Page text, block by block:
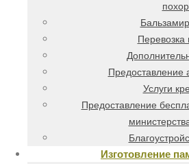
Перевозка
Предоставление
Услуги
Предоставление
Изготовление